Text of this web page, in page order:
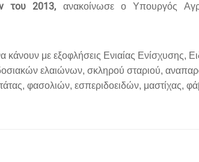
του 2013, ανακοίνωσε ο Υπουργός
με εξοφλήσεις Ενιαίας Ενίσχυσης,
ελαιώνων, σκληρού σταριού,
φασολιών, εσπεριδοειδών, μαστίχας,